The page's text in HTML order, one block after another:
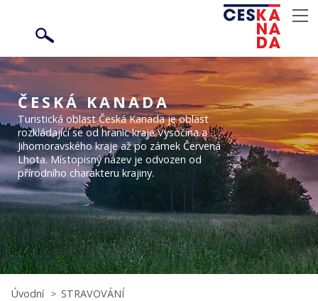
ČESKÁ KANADA
Turistická oblast Česká Kanada je oblast
rozkládající se od hranic kraje Vysočina a
Jihomoravského kraje až po zámek Červená
Lhota. Místopisný název je odvozen od
přírodního charakteru krajiny.
Úvodní STRAVOVÁNÍ